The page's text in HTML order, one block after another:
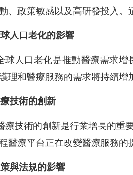
、政策敏感以及高研發投入。
人口老化的影響
球人口老化是推動醫療需求增
理和醫療服務的需求將持續增
技術的創新
療技術的創新是行業增長的重
醫療平台正在改變醫療服務的
與法規的影響